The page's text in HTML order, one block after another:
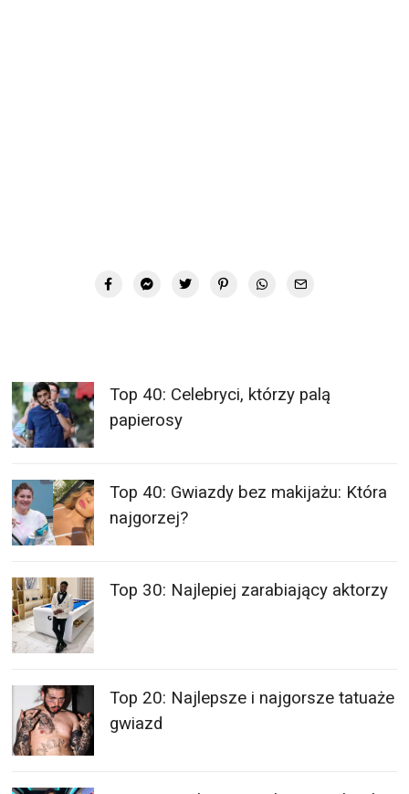
Top 40: Celebryci, którzy palą
najgorzej?
Top 20: Najlepsze i najgorsze tatuaże
Top 27: Najlepiej zarabiające aktorki
na świecie!